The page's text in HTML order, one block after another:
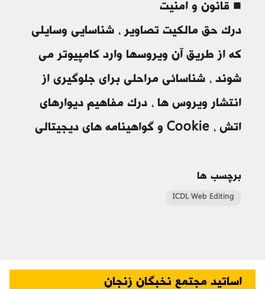
■ قانون و امنیت
درک حق مالکیت تصاویر ، شناسایی وسایلی
که از طریق آن ویروسها وارد کامپیوتر می
شوند ، شناسائی مراحلی برای جلوگیری از
انتشار ویروس ها ، درک مفاهیم دیوارهای
اتش ، Cookie و گواهینامه های دیجیتالی
برچسب ها
ICDL Web Editing
اساتید مجتمع نخبگان زنجان